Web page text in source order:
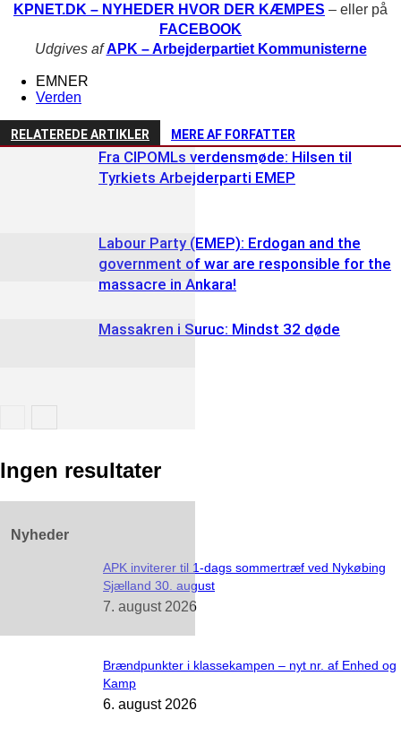
KPNET.DK – NYHEDER HVOR DER KÆMPES – eller på
FACEBOOK
Udgives afAPK – Arbejderpartiet Kommunisterne
EMNER
Verden
RELATEREDE ARTIKLER MERE AF FORFATTER
Fra CIPOMLs verdensmøde: Hilsen til
Tyrkiets Arbejderparti EMEP
Labour Party (EMEP): Erdogan and the
government of war are responsible for the
massacre in Ankara!
Massakren i Suruc: Mindst 32 døde
Ingen resultater
Nyheder
APK inviterer til 1-dags sommertræf ved Nykøbing
Sjælland 30. august
7. august 2026
Brændpunkter i klassekampen – nyt nr. af Enhed og
Kamp
6. august 2026